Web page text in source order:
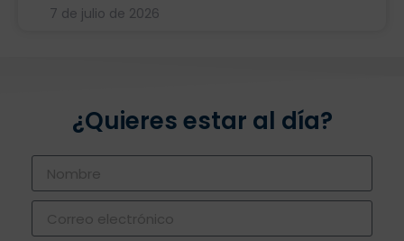
7 de julio de 2026
¿Quieres estar al día?